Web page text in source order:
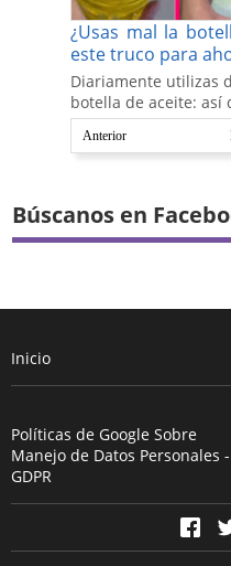
¿Usas mal la
este truco para
Diariamente utilizas
botella de aceite: así
Anterior
Búscanos en
Inicio
Políticas de Google Sobre
Manejo de Datos Personales -
GDPR